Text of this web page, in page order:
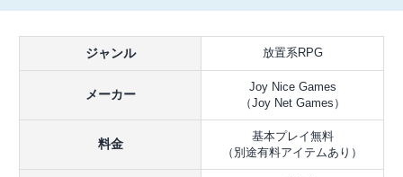
ジャンル 放置系RPG
メーカー
Joy Nice Games
（Joy Net Games）
料金
基本プレイ無料
（別途有料アイテムあり）